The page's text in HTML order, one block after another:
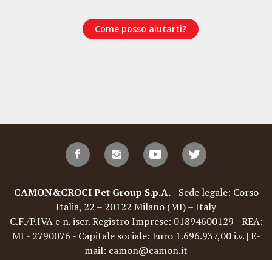
Come posso aiutarti?
CAMON&CROCI Pet Group S.p.A.- Sede legale: Corso
Italia, 22 – 20122 Milano (MI) – Italy
C.F./P.IVA e n. iscr. Registro Imprese: 01894600129 - REA:
MI - 2790076 - Capitale sociale: Euro 1.696.937,00 i.v. | E-
mail: camon@camon.it